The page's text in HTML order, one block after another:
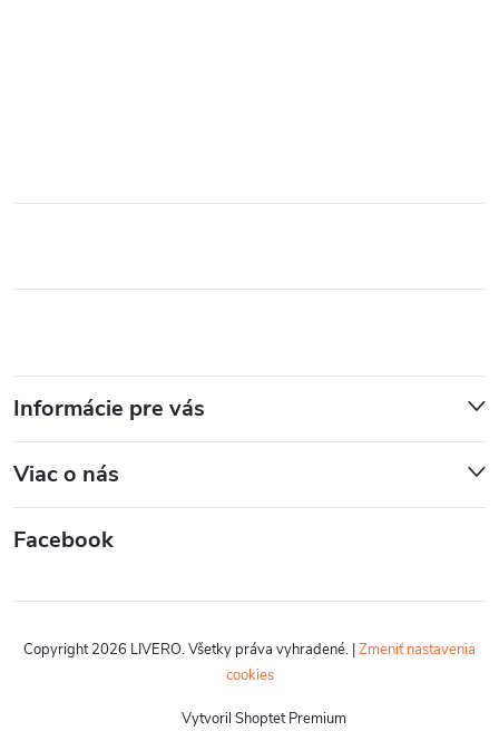
Informácie pre vás
Viac o nás
Facebook
Vytvoril Shoptet Premium
Copyright 2026 LIVERO. Všetky práva vyhradené. |Zmeniť nastavenia
cookies